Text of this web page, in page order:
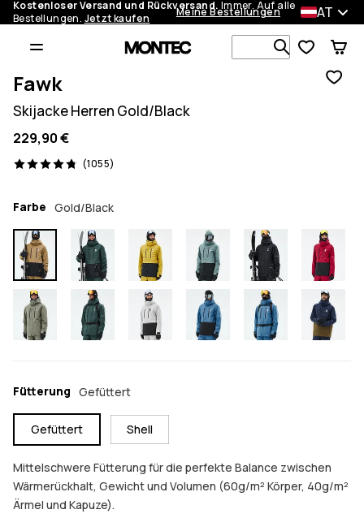
Kostenloser Versand und Rückversand. Immer. Auf alle
Bestellungen. Jetzt kaufen Meine Bestellungen AT
Fawk
Skijacke Herren Gold/Black
229,90 €
(1055)
1055 Reviews, 4.8/5
Farbe Gold/Black
Fütterung Gefüttert
Gefüttert Shell
Mittelschwere Fütterung für die perfekte Balance zwischen
Wärmerückhalt, Gewicht und Volumen (60g/m² Körper, 40g/m²
Ärmel und Kapuze).